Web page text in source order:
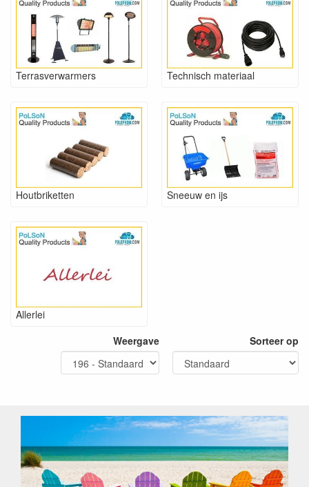
Terrasverwarmers Technisch materiaal
Houtbriketten Sneeuw en ijs
Allerlei
Weergave
Sorteer op